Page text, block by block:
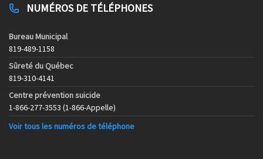
NUMÉROS DE TÉLÉPHONES
Bureau Municipal
819-489-1158
Sûreté du Québec
819-310-4141
Centre prévention suicide
1-866-277-3553 (1-866-Appelle)
Voir tous les numéros de téléphone